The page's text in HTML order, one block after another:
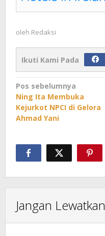
oleh Redaksi
Ikuti Kami Pada
Navigasi
pos
Pos sebelumnya
Ning Ita Membuka
Kejurkot NPCI di Gelora
Ahmad Yani
Jangan Lewatkan